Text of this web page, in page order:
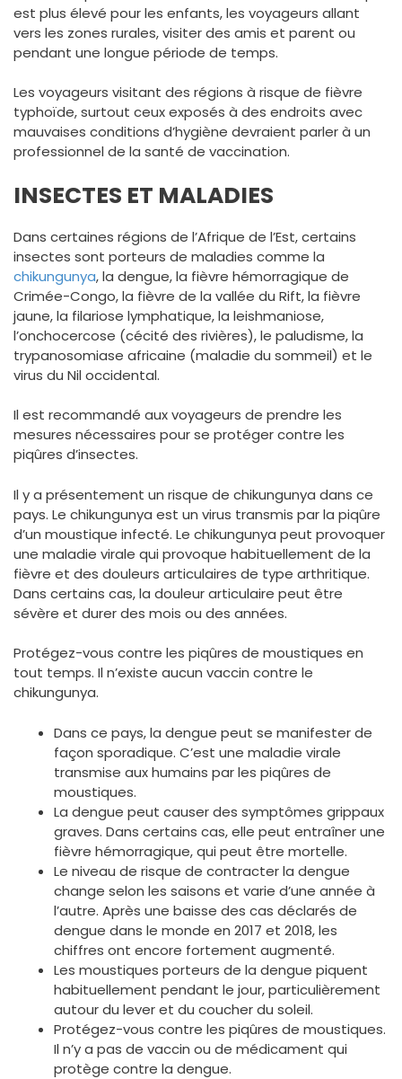
est plus élevé pour les enfants, les voyageurs allant
vers les zones rurales, visiter des amis et parent ou
pendant une longue période de temps.
Les voyageurs visitant des régions à risque de fièvre
typhoïde, surtout ceux exposés à des endroits avec
mauvaises conditions d’hygiène devraient parler à un
professionnel de la santé de vaccination.
INSECTES ET MALADIES
Dans certaines régions de l’Afrique de l’Est, certains
insectes sont porteurs de maladies comme la
chikungunya, la dengue, la fièvre hémorragique de
Crimée-Congo, la fièvre de la vallée du Rift, la fièvre
jaune, la filariose lymphatique, la leishmaniose,
l’onchocercose (cécité des rivières), le paludisme, la
trypanosomiase africaine (maladie du sommeil) et le
virus du Nil occidental.
Il est recommandé aux voyageurs de prendre les
mesures nécessaires pour se protéger contre les
piqûres d’insectes.
Il y a présentement un risque de chikungunya dans ce
pays. Le chikungunya est un virus transmis par la piqûre
d’un moustique infecté. Le chikungunya peut provoquer
une maladie virale qui provoque habituellement de la
fièvre et des douleurs articulaires de type arthritique.
Dans certains cas, la douleur articulaire peut être
sévère et durer des mois ou des années.
Protégez-vous contre les piqûres de moustiques en
tout temps. Il n’existe aucun vaccin contre le
chikungunya.
Dans ce pays, la dengue peut se manifester de
façon sporadique. C’est une maladie virale
transmise aux humains par les piqûres de
moustiques.
La dengue peut causer des symptômes grippaux
graves. Dans certains cas, elle peut entraîner une
fièvre hémorragique, qui peut être mortelle.
Le niveau de risque de contracter la dengue
change selon les saisons et varie d’une année à
l’autre. Après une baisse des cas déclarés de
dengue dans le monde en 2017 et 2018, les
chiffres ont encore fortement augmenté.
Les moustiques porteurs de la dengue piquent
habituellement pendant le jour, particulièrement
autour du lever et du coucher du soleil.
Protégez-vous contre les piqûres de moustiques.
Il n’y a pas de vaccin ou de médicament qui
protège contre la dengue.